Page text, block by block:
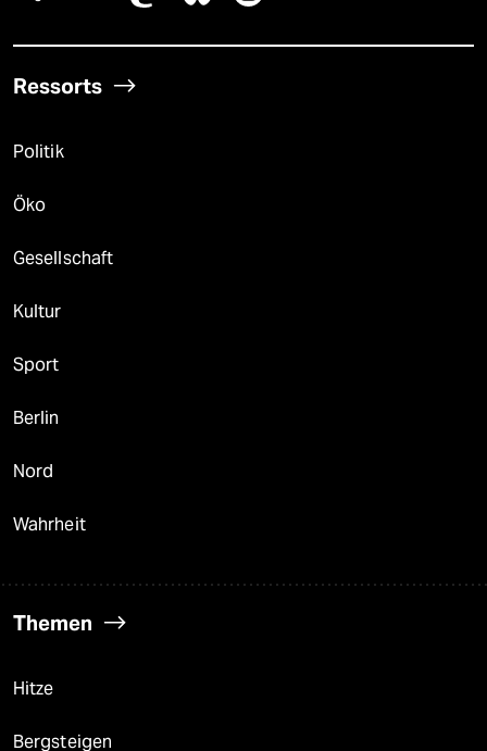
Ressorts
Politik
Öko
Gesellschaft
Kultur
Sport
Berlin
Nord
Wahrheit
Themen
Hitze
Bergsteigen